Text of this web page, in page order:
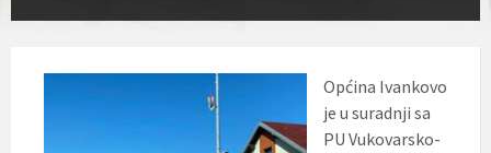
Općina Ivankovo
je u suradnji sa
PU Vukovarsko-